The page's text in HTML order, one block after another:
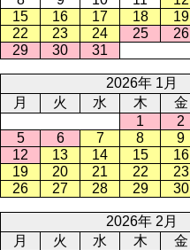
15
16 17 18 19
22
23 24 25 26
29
30 31
2026年 1月
月
火 水 木 金
1
2
5
6 7 8 9
12
13 14 15 16
19
20 21 22 23
26
27 28 29 30
2026年 2月
月
火 水 木 金